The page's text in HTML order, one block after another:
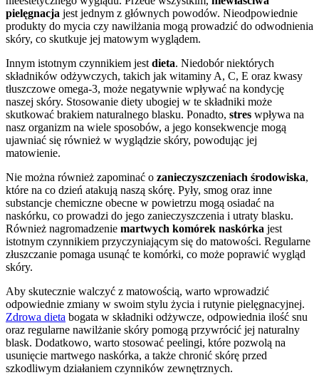
pielęgnacja jest jednym z głównych powodów. Nieodpowiednie
produkty do mycia czy nawilżania mogą prowadzić do odwodnienia
skóry, co skutkuje jej matowym wyglądem.
Innym istotnym czynnikiem jest dieta. Niedobór niektórych
składników odżywczych, takich jak witaminy A, C, E oraz kwasy
tłuszczowe omega-3, może negatywnie wpływać na kondycję
naszej skóry. Stosowanie diety ubogiej w te składniki może
skutkować brakiem naturalnego blasku. Ponadto, stres wpływa na
nasz organizm na wiele sposobów, a jego konsekwencje mogą
ujawniać się również w wyglądzie skóry, powodując jej
matowienie.
Nie można również zapominać o zanieczyszczeniach środowiska,
które na co dzień atakują naszą skórę. Pyły, smog oraz inne
substancje chemiczne obecne w powietrzu mogą osiadać na
naskórku, co prowadzi do jego zanieczyszczenia i utraty blasku.
Również nagromadzenie martwych komórek naskórka jest
istotnym czynnikiem przyczyniającym się do matowości. Regularne
złuszczanie pomaga usunąć te komórki, co może poprawić wygląd
skóry.
Aby skutecznie walczyć z matowością, warto wprowadzić
odpowiednie zmiany w swoim stylu życia i rutynie pielęgnacyjnej.
Zdrowa dieta bogata w składniki odżywcze, odpowiednia ilość snu
oraz regularne nawilżanie skóry pomogą przywrócić jej naturalny
blask. Dodatkowo, warto stosować peelingi, które pozwolą na
usunięcie martwego naskórka, a także chronić skórę przed
szkodliwym działaniem czynników zewnętrznych.